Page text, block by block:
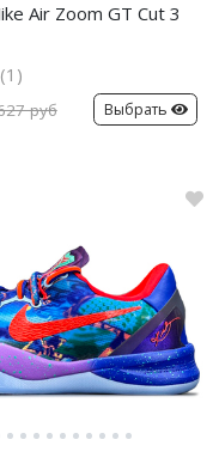
Air Zoom GT Cut 3
(1)
руб Выбрать